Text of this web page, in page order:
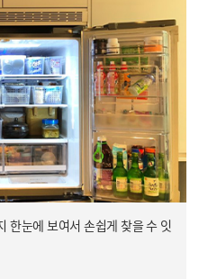
한눈에 보여서 손쉽게 찾을 수 잇